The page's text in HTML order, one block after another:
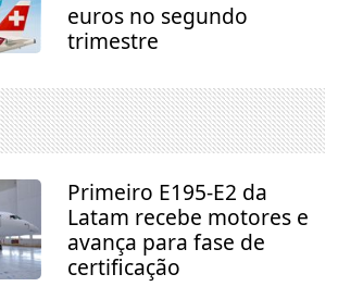
euros no segundo
trimestre
Primeiro E195-E2 da
Latam recebe motores e
avança para fase de
certificação